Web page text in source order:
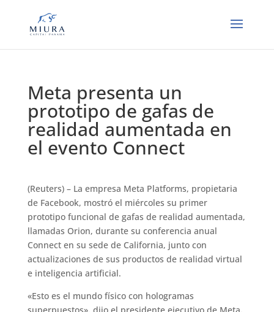
Meta presenta un
prototipo de gafas de
realidad aumentada en
el evento Connect
(Reuters) – La empresa Meta Platforms, propietaria
de Facebook, mostró el miércoles su primer
prototipo funcional de gafas de realidad aumentada,
llamadas Orion, durante su conferencia anual
Connect en su sede de California, junto con
actualizaciones de sus productos de realidad virtual
e inteligencia artificial.
«Esto es el mundo físico con hologramas